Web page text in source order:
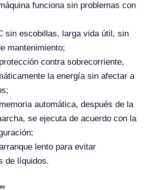
funciona sin problemas con
sin escobillas, larga vida útil, sin
mantenimiento;
contra sobrecorriente,
la energía sin afectar a
automática, después de la
se ejecuta de acuerdo con la
lento para evitar
de líquidos.